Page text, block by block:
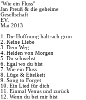
"Wie ein Fluss"
Jan Preuß & die geheime
Gesellschaft
EV.
Mai 2013
1. Die Hoffnung hält sich grün
2. Keine Liebe
3. Dein Weg
4. Helden von Morgen
5. Du schwebst
6. Egal wo du bist
7. Wie ein Fluss
8. Lüge & Eitelkeit
9. Song to Forget
10. Ein Lied für dich
11. Einmal Venus und zurück
12. Wenn du bei mir bist